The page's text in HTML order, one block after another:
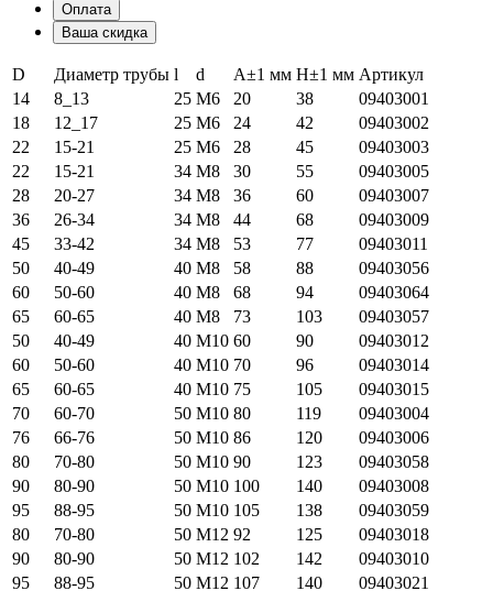
Оплата
Ваша скидка
D Диаметр трубы l d A±1 мм H±1 мм Артикул
14
8_13 25 М6 20 38
09403001
18
12_17 25 М6 24 42
09403002
22
15-21 25 М6 28 45
09403003
22
15-21 34 М8 30 55
09403005
28
20-27 34 М8 36 60
09403007
36
26-34 34 М8 44 68
09403009
45
33-42 34 М8 53 77
09403011
50
40-49 40 М8 58 88
09403056
60
50-60 40 М8 68 94
09403064
65
60-65 40 М8 73 103
09403057
50
40-49 40 М10 60 90
09403012
60
50-60 40 М10 70 96
09403014
65
60-65 40 М10 75 105
09403015
70
60-70 50 М10 80 119
09403004
76
66-76 50 М10 86 120
09403006
80
70-80 50 М10 90 123
09403058
90
80-90 50 М10 100 140
09403008
95
88-95 50 М10 105 138
09403059
80
70-80 50 М12 92 125
09403018
90
80-90 50 М12 102 142
09403010
95
88-95 50 М12 107 140
09403021